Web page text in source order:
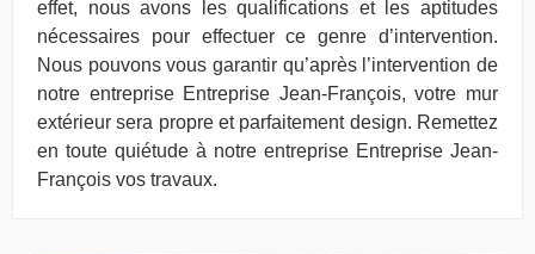
effet, nous avons les qualifications et les aptitudes
nécessaires pour effectuer ce genre d’intervention.
Nous pouvons vous garantir qu’après l’intervention de
notre entreprise Entreprise Jean-François, votre mur
extérieur sera propre et parfaitement design. Remettez
en toute quiétude à notre entreprise Entreprise Jean-
François vos travaux.